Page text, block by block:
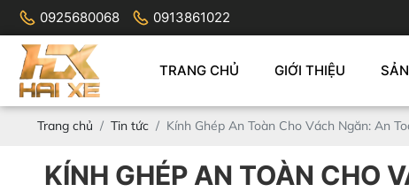
0925680068 0913861022
TRANG CHỦ GIỚI THIỆU
Trang chủ Tin tức Kính Ghép An Toàn Cho Vách Ngăn: An
KÍNH GHÉP AN TOÀN CHO